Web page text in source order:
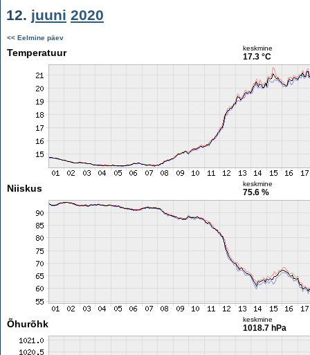
12. juuni 2020
<< Eelmine päev
Temperatuur keskmine
17.3 °C
Niiskus keskmine
75.6 %
Õhurõhk keskmine
1018.7 hPa